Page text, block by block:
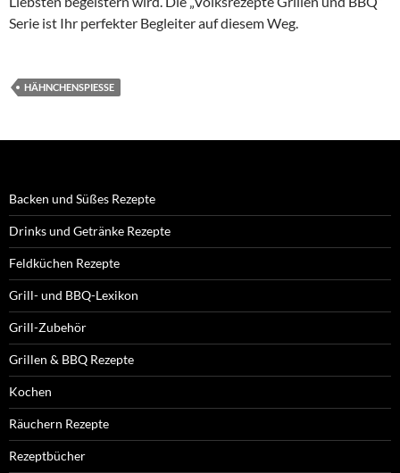
Serie ist Ihr perfekter Begleiter auf diesem Weg.
HÄHNCHENSPIESSE
Backen und Süßes Rezepte
Drinks und Getränke Rezepte
Feldküchen Rezepte
Grill- und BBQ-Lexikon
Grill-Zubehör
Grillen & BBQ Rezepte
Kochen
Räuchern Rezepte
Rezeptbücher